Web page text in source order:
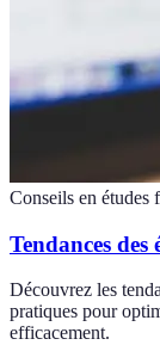
Conseils en études
Tendances
Découvrez les
pratiques pour
efficacement.